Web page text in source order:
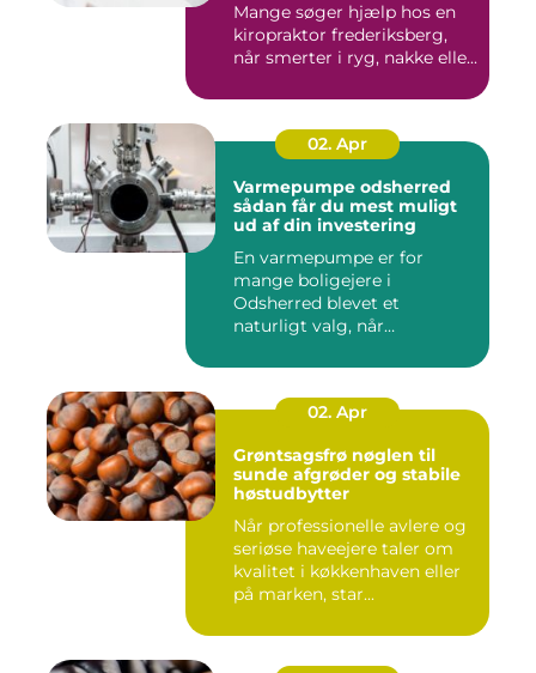
Mange søger hjælp hos en
kiropraktor frederiksberg,
når smerter i ryg, nakke elle...
02. Apr
Varmepumpe odsherred
sådan får du mest muligt
ud af din investering
En varmepumpe er for
mange boligejere i
Odsherred blevet et
naturligt valg, når
02. Apr
Grøntsagsfrø nøglen til
sunde afgrøder og stabile
høstudbytter
Når professionelle avlere og
seriøse haveejere taler om
kvalitet i køkkenhaven eller
på marken, star...